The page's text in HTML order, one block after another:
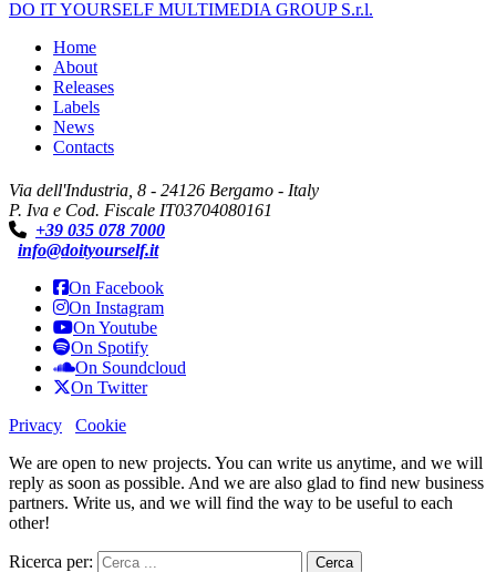
DO IT YOURSELF MULTIMEDIA GROUP S.r.l.
Home
About
Releases
Labels
News
Contacts
Via dell'Industria, 8 - 24126 Bergamo - Italy
P. Iva e Cod. Fiscale IT03704080161
+39 035 078 7000
info@doityourself.it
On Facebook
On Instagram
On Youtube
On Spotify
On Soundcloud
On Twitter
Privacy
Cookie
We are open to new projects. You can write us anytime, and we will
reply as soon as possible. And we are also glad to find new business
partners. Write us, and we will find the way to be useful to each
other!
Ricerca per: